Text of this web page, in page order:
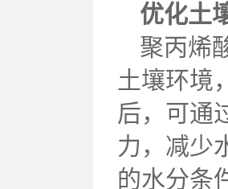
优化土
聚丙烯
土壤环境
后，可通
力，减少
的水分条